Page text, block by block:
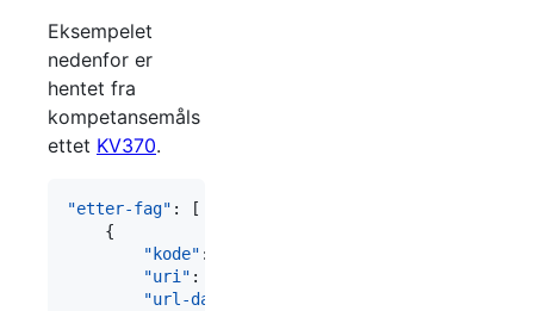
Eksempelet
nedenfor er
hentet fra
kompetansemåls
ettet KV370.
"etter-fag" : [
    {
"kode" :
"uri" :
"url-data"